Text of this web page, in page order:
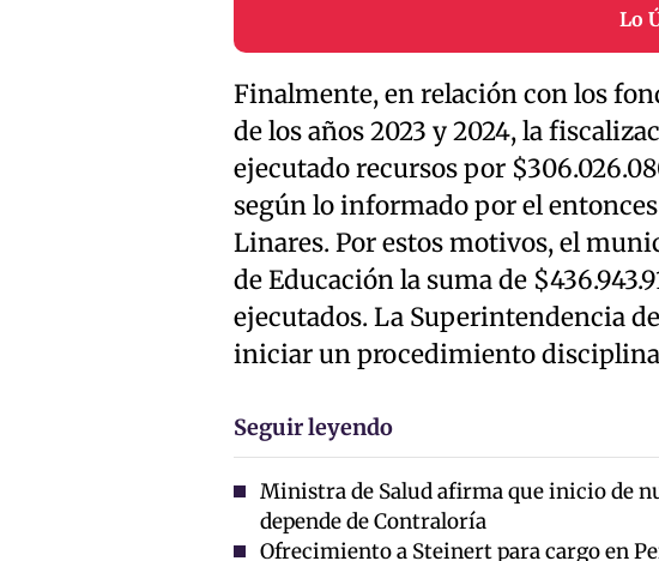
Lo
Finalmente, en relación con los
de los años 2023 y 2024, la
ejecutado recursos por
según lo informado por el
Linares. Por estos motivos, el
de Educación la suma de
ejecutados. La Superintendencia
iniciar un procedimiento
Seguir leyendo
Ministra de Salud afirma que inicio de
depende de Contraloría
Ofrecimiento a Steinert para cargo en